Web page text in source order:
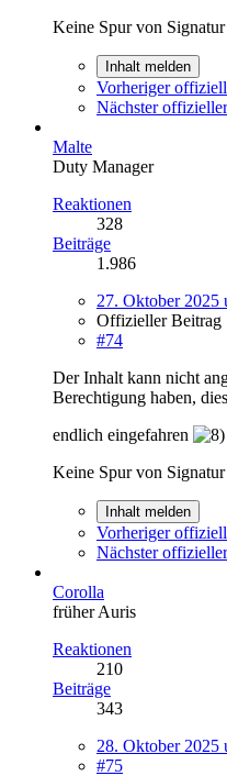
Keine Spur von Signatur
Inhalt melden
Vorheriger
Nächster
Malte
Duty Manager
Reaktionen
328
Beiträge
1.986
27. Oktober 2025
Offizieller Beitrag
#74
Der Inhalt kann nicht
Berechtigung haben,
endlich eingefahren
Keine Spur von Signatur
Inhalt melden
Vorheriger
Nächster
Corolla
früher Auris
Reaktionen
210
Beiträge
343
28. Oktober 2025
#75